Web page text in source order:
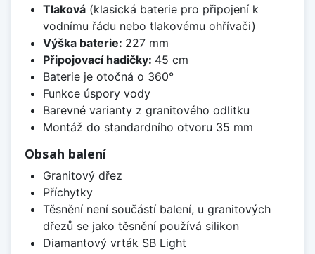
Tlaková(klasická baterie pro připojení k
vodnímu řádu nebo tlakovému ohřívači)
Výška baterie: 227 mm
Připojovací hadičky: 45 cm
Baterie je otočná o 360°
Funkce úspory vody
Barevné varianty z granitového odlitku
Montáž do standardního otvoru 35 mm
Obsah balení
Granitový dřez
Příchytky
Těsnění není součástí balení, u granitových
dřezů se jako těsnění používá silikon
Diamantový vrták SB Light